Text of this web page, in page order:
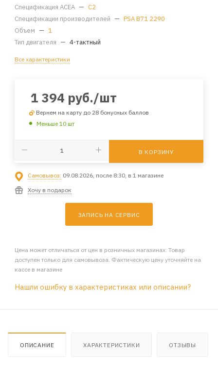
Спецификация ACEA — C2
Спецификации производителей — PSA B71 2290
Объем — 1
Тип двигателя — 4-тактный
Все характеристики
1 394 руб./шт
Вернем на карту до 28 бонусных баллов
Меньше 10 шт
В КОРЗИНУ
Самовывоз: 09.08.2026, после 8:30, в 1 магазине
Хочу в подарок
ЗАПИСЬ НА СЕРВИС
Цена может отличаться от цен в розничных магазинах. Товар
доступен только для самовывоза. Фактическую цену уточняйте на
кассе в магазине
Нашли ошибку в характеристиках или описании?
ОПИСАНИЕ ХАРАКТЕРИСТИКИ ОТЗЫВЫ